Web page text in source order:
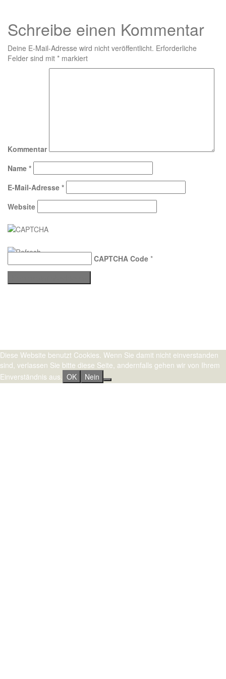
Schreibe einen Kommentar
Deine E-Mail-Adresse wird nicht veröffentlicht. Erforderliche
Felder sind mit * markiert
Kommentar
Name *
E-Mail-Adresse *
Website
CAPTCHA Code *
Diese Website benutzt Cookies. Wenn Sie damit nicht einverstanden
sind, verlassen Sie bitte diese Seite, andernfalls gehen wir von Ihrem
Einverständnis aus. OK Nein